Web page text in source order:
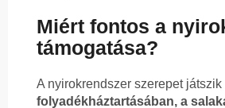
Miért fontos a
támogatása?
A nyirokrendszer szerepet játszik
folyadékháztartásában, a